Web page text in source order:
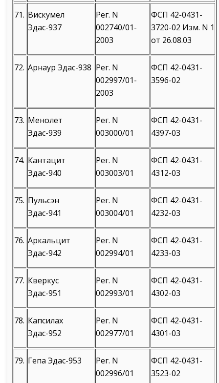
71. Вискумел
Эдас-937
Рег. N
002740/01-
2003
ФСП 42-0431-
3720-02 Изм. N 1
от 26.08.03
72. Арнаур Эдас-938 Рег. N
002997/01-
2003
ФСП 42-0431-
3596-02
73. Менолет
Эдас-939
Рег. N
003000/01
ФСП 42-0431-
4397-03
74. Кантацит
Эдас-940
Рег. N
003003/01
ФСП 42-0431-
4312-03
75. Пульсэн
Эдас-941
Рег. N
003004/01
ФСП 42-0431-
4232-03
76. Аркальцит
Эдас-942
Рег. N
002994/01
ФСП 42-0431-
4233-03
77. Кверкус
Эдас-951
Рег. N
002993/01
ФСП 42-0431-
4302-03
78. Капсилах
Эдас-952
Рег. N
002977/01
ФСП 42-0431-
4301-03
79. Гепа Эдас-953
Рег. N
002996/01
ФСП 42-0431-
3523-02